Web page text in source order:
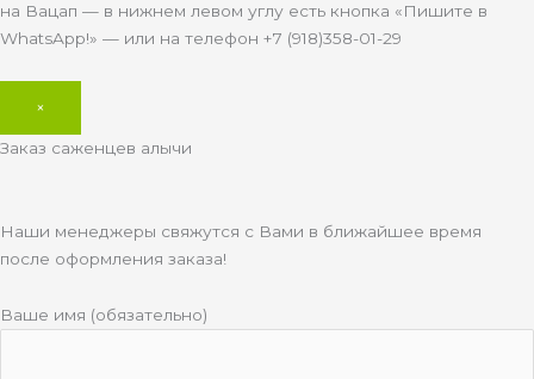
на Вацап — в нижнем левом углу есть кнопка «Пишите в
WhatsApp!» — или на телефон +7 (918)358-01-29
×
Заказ саженцев алычи
Наши менеджеры свяжутся с Вами в ближайшее время
после оформления заказа!
Ваше имя (обязательно)